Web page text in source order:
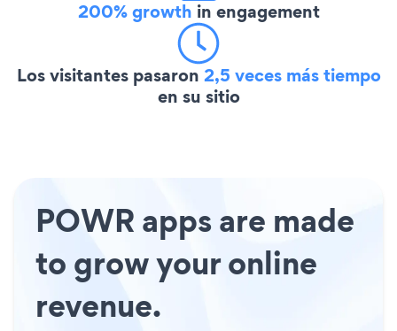
200% growth in engagement
Los visitantes pasaron 2,5 veces más tiempo
en su sitio
POWR apps are made
to grow your online
revenue.